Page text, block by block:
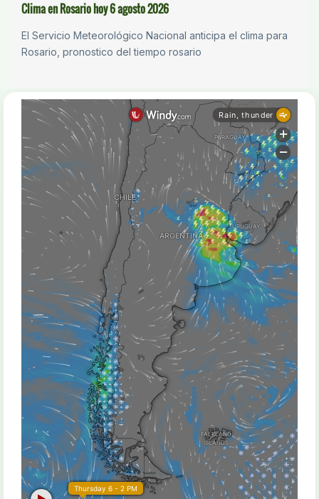
Clima en Rosario hoy 6 agosto 2026
El Servicio Meteorológico Nacional anticipa el clima para
Rosario, pronostico del tiempo rosario